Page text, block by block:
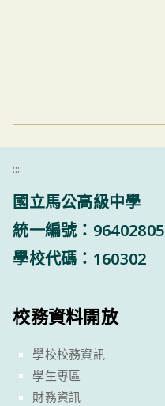
:::
國立馬公高級中學
統一編號：96402805
學校代碼：160302
校務資料開放
學校校務資訊
學生專區
財務資訊